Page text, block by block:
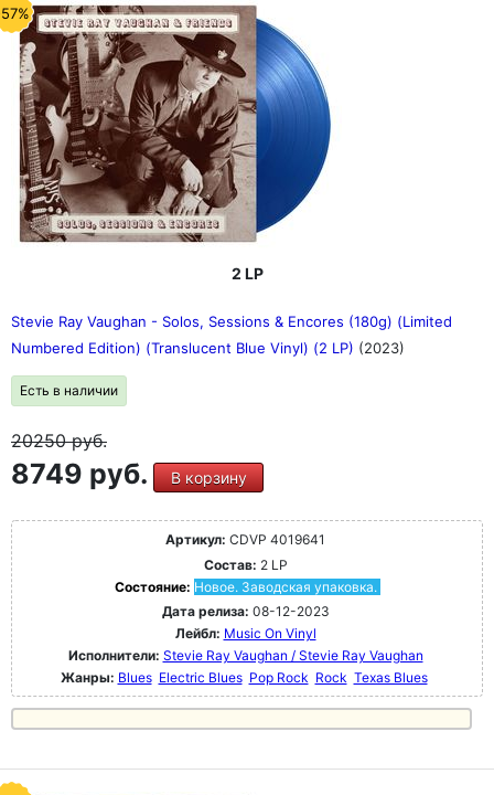
2 LP
Stevie Ray Vaughan - Solos, Sessions & Encores (180g) (Limited
Numbered Edition) (Translucent Blue Vinyl) (2 LP) (2023)
Есть в наличии
20250руб.
8749 руб. В корзину
Артикул: CDVP 4019641
Состав: 2 LP
Состояние: Новое. Заводская упаковка.
Дата релиза: 08-12-2023
Лейбл: Music On Vinyl
Исполнители: Stevie Ray Vaughan / Stevie Ray Vaughan
Жанры: Blues Electric Blues Pop Rock Rock Texas Blues